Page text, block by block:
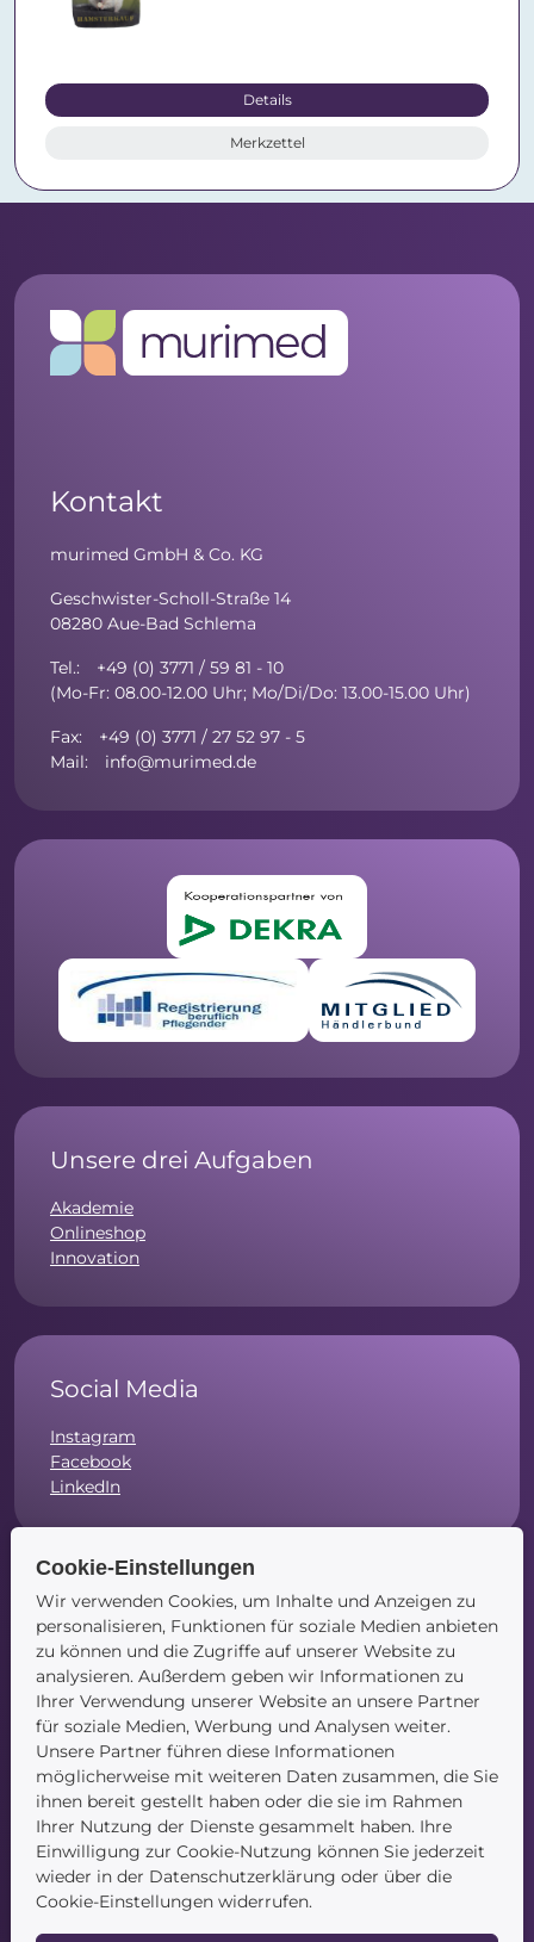
Details
Merkzettel
Kontakt
murimed GmbH & Co. KG
Geschwister-Scholl-Straße 14
08280 Aue-Bad Schlema
Tel.: +49 (0) 3771 / 59 81 - 10
(Mo-Fr: 08.00-12.00 Uhr; Mo/Di/Do: 13.00-15.00 Uhr)
Fax: +49 (0) 3771 / 27 52 97 - 5
Mail: info@murimed.de
Unsere drei Aufgaben
Akademie
Onlineshop
Innovation
Social Media
Instagram
Facebook
LinkedIn
Navigation
Startseite
Blog
Kontakt
Service
Cookie-Einstellungen
Wir verwenden Cookies, um Inhalte und Anzeigen zu
personalisieren, Funktionen für soziale Medien anbieten
zu können und die Zugriffe auf unserer Website zu
analysieren. Außerdem geben wir Informationen zu
Ihrer Verwendung unserer Website an unsere Partner
für soziale Medien, Werbung und Analysen weiter.
Unsere Partner führen diese Informationen
möglicherweise mit weiteren Daten zusammen, die Sie
ihnen bereit gestellt haben oder die sie im Rahmen
Ihrer Nutzung der Dienste gesammelt haben. Ihre
Einwilligung zur Cookie-Nutzung können Sie jederzeit
wieder in der Datenschutzerklärung oder über die
Cookie-Einstellungen widerrufen.